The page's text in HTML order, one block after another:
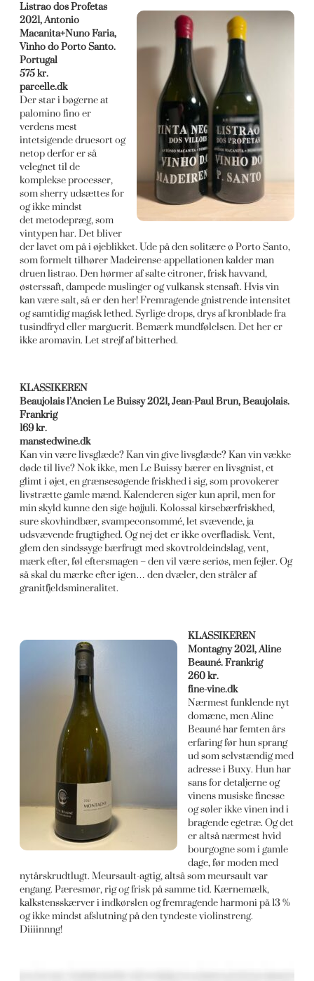
Listrao dos Profetas
2021, Antonio
Macanita+Nuno Faria,
Vinho do Porto Santo.
Portugal
575 kr.
parcelle.dk
Der star i bøgerne at
palomino fino er
verdens mest
intetsigende druesort og
netop derfor er så
velegnet til de
komplekse processer,
som sherry udsættes for
og ikke mindst
det metodepræg, som
vintypen har. Det bliver
der lavet om på i øjeblikket. Ude på den solitære ø Porto Santo,
som formelt tilhører Madeirense-appellationen kalder man
druen listrao. Den hørmer af salte citroner, frisk havvand,
østerssaft, dampede muslinger og vulkansk stensaft. Hvis vin
kan være salt, så er den her! Fremragende gnistrende intensitet
og samtidig magisk lethed. Syrlige drops, drys af kronblade fra
tusindfryd eller marguerit. Bemærk mundfølelsen. Det her er
ikke aromavin. Let strejf af bitterhed.
KLASSIKEREN
Beaujolais l’Ancien Le Buissy 2021, Jean-Paul Brun, Beaujolais.
Frankrig
169 kr.
manstedwine.dk
Kan vin være livsglæde? Kan vin give livsglæde? Kan vin vække
døde til live? Nok ikke, men Le Buissy bærer en livsgnist, et
glimt i øjet, en grænsesøgende friskhed i sig, som provokerer
livstrætte gamle mænd. Kalenderen siger kun april, men for
min skyld kunne den sige højjuli. Kolossal kirsebærfriskhed,
sure skovhindbær, svampeconsommé, let svævende, ja
udsvævende frugtighed. Og nej det er ikke overfladisk. Vent,
glem den sindssyge bærfrugt med skovtroldeindslag, vent,
mærk efter, føl eftersmagen – den vil være seriøs, men fejler. Og
så skal du mærke efter igen… den dvæler, den stråler af
granitfjeldsmineralitet.
KLASSIKEREN
Montagny 2021,Aline
Beauné. Frankrig
260 kr.
fine-vine.dk
Nærmest funklende nyt
domæne, men Aline
Beauné har femten års
erfaring før hun sprang
ud som selvstændig med
adresse i Buxy. Hun har
sans for detaljerne og
vinens musiske finesse
og søler ikke vinen ind i
bragende egetræ. Og det
er altså nærmest hvid
bourgogne som i gamle
dage, før moden med
nytårskrudtlugt. Meursault-agtig, altså som meursault var
engang. Pæresmør, rig og frisk på samme tid. Kærnemælk,
kalkstensskærver i indkørslen og fremragende harmoni på 13 %
og ikke mindst afslutning på den tyndeste violinstreng.
Diiiinnng!